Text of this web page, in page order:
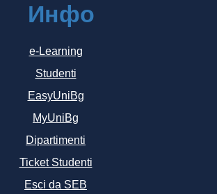
Инфо
e-Learning
Studenti
EasyUniBg
MyUniBg
Dipartimenti
Ticket Studenti
Esci da SEB